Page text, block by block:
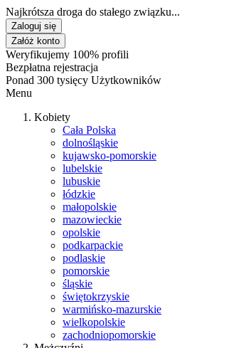
Najkrótsza droga do stałego związku...
Zaloguj się
Załóż konto
Weryfikujemy 100% profili
Bezpłatna rejestracja
Ponad 300 tysięcy Użytkowników
Menu
Kobiety
Cała Polska
dolnośląskie
kujawsko-pomorskie
lubelskie
lubuskie
łódzkie
małopolskie
mazowieckie
opolskie
podkarpackie
podlaskie
pomorskie
śląskie
świętokrzyskie
warmińsko-mazurskie
wielkopolskie
zachodniopomorskie